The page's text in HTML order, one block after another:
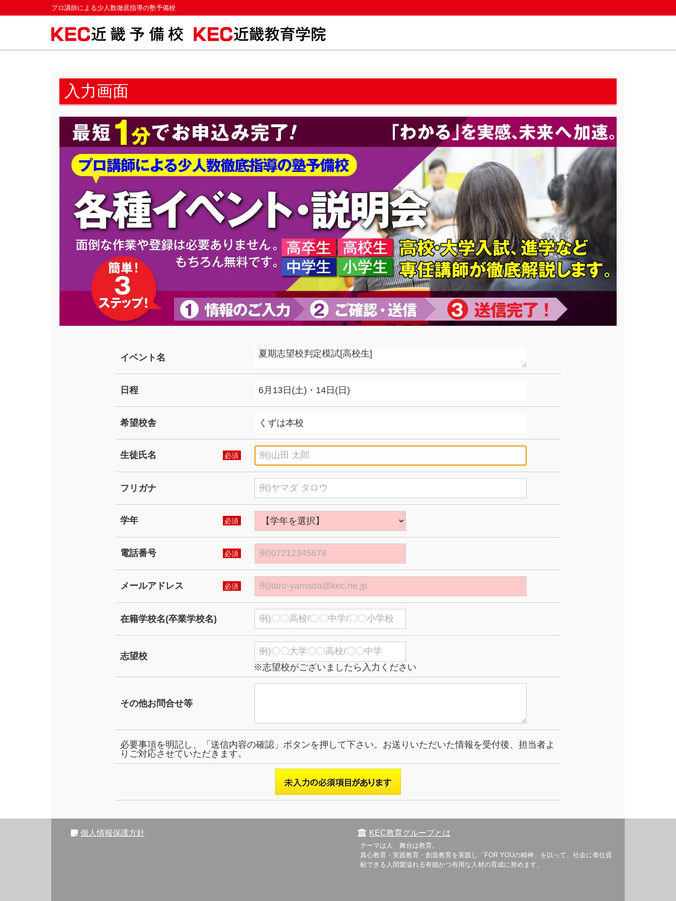
プロ講師による少人数徹底指導の塾予備校
入力画面
イベント名
日程
希望校舎
生徒氏名 必須
フリガナ
学年 必須
電話番号 必須
メールアドレス 必須
在籍学校名(卒業学校名)
志望校
※志望校がございましたら入力ください
その他お問合せ等
必要事項を明記し、「送信内容の確認」ボタンを押して下さい。お送りいただいた情報を受付後、担当者よ
りご対応させていただきます。
個人情報保護方針 KEC教育グループとは
テーマは人 舞台は教育。
真心教育・実践教育・創造教育を実践し「FOR YOUの精神」を以って、社会に奉仕貢
献できる人間愛溢れる有能かつ有用な人材の育成に努めます。